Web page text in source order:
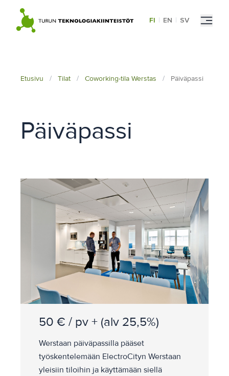
content
FI | EN | SV
Etusivu / Tilat / Coworking-tila Werstas / Päiväpassi
Päiväpassi
50 € / pv + (alv 25,5%)
Werstaan päiväpassilla pääset
työskentelemään ElectroCityn Werstaan
yleisiin tiloihin ja käyttämään siellä